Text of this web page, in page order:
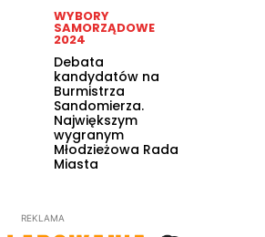
WYBORY
SAMORZĄDOWE
2024
Debata
kandydatów na
Burmistrza
Sandomierza.
Największym
wygranym
Młodzieżowa Rada
Miasta
REKLAMA